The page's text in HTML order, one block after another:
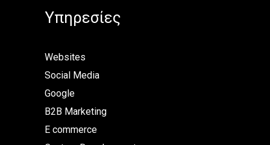
Υπηρεσίες
Websites
Social Media
Google
B2B Marketing
E commerce